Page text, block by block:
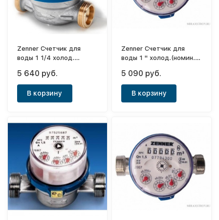
Zenner Счетчик для
воды 1 1/4 холод.
2017года
(116494+143192)
5 640 руб.
В корзину
Zenner Счетчик для
воды 1 " холод.(номин.
2017года
(116493+143190)
5 090 руб.
В корзину